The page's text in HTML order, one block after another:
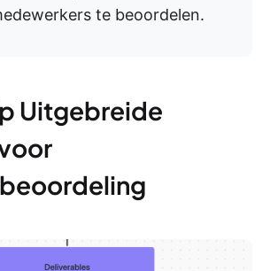
te beoordelen.
Uitgebreide